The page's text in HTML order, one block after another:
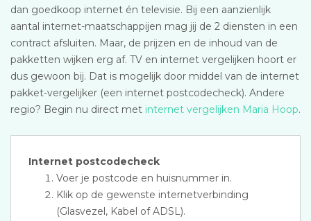
dan goedkoop internet én televisie. Bij een aanzienlijk
aantal internet-maatschappijen mag jij de 2 diensten in een
contract afsluiten. Maar, de prijzen en de inhoud van de
pakketten wijken erg af. TV en internet vergelijken hoort er
dus gewoon bij. Dat is mogelijk door middel van de internet
pakket-vergelijker (een internet postcodecheck). Andere
regio? Begin nu direct met internet vergelijken Maria Hoop.
Internet postcodecheck
Voer je postcode en huisnummer in.
Klik op de gewenste internetverbinding
(Glasvezel, Kabel of ADSL).